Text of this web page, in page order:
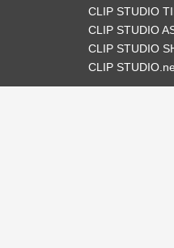
CLIP STUDIO
CLIP STUDIO
CLIP STUDIO
CLIP